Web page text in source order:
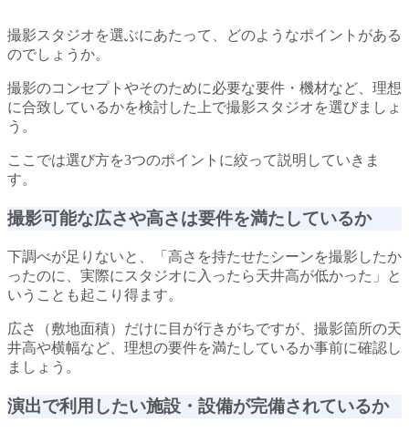
撮影スタジオを選ぶにあたって、どのようなポイントがある
のでしょうか。
撮影のコンセプトやそのために必要な要件・機材など、理想
に合致しているかを検討した上で撮影スタジオを選びましょ
う。
ここでは選び方を3つのポイントに絞って説明していきま
す。
撮影可能な広さや高さは要件を満たしているか
下調べが足りないと、「高さを持たせたシーンを撮影したか
ったのに、実際にスタジオに入ったら天井高が低かった」と
いうことも起こり得ます。
広さ（敷地面積）だけに目が行きがちですが、撮影箇所の天
井高や横幅など、理想の要件を満たしているか事前に確認し
ましょう。
演出で利用したい施設・設備が完備されているか